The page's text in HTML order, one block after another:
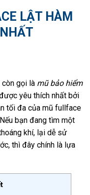
LẬT HÀM
còn gọi là mũ bảo hiểm
yêu thích nhất bởi
tối đa của mũ fullface
bạn đang tìm một
khí, lại dễ sử
thì đây chính là lựa